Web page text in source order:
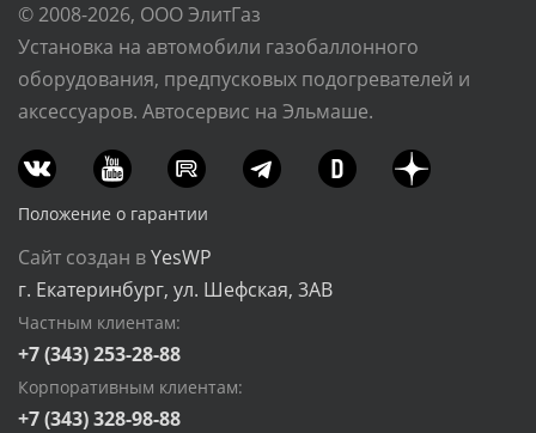
© 2008-2026, ООО ЭлитГаз
Установка на автомобили газобаллонного
оборудования, предпусковых подогревателей и
аксессуаров. Автосервис на Эльмаше.
Положение о гарантии
Сайт создан вYesWP
г. Екатеринбург, ул. Шефская, 3АВ
Частным клиентам:
+7 (343) 253-28-88
Корпоративным клиентам:
+7 (343) 328-98-88